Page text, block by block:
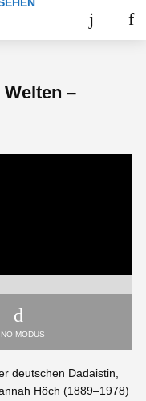
–
MODUS
deutschen Dadaistin,
Höch (1889–1978)